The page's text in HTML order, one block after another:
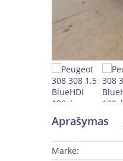
Aprašymas
Markė: